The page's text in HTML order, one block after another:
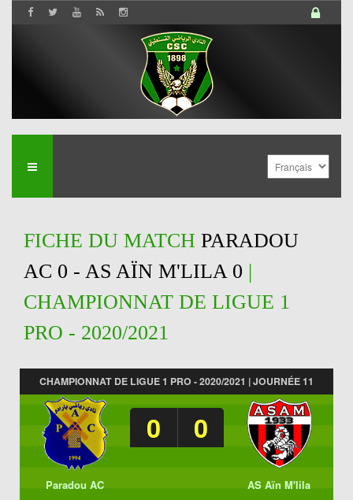
FICHE DU MATCH PARADOU
AC 0 - AS AÏN M'LILA 0 |
CHAMPIONNAT DE LIGUE 1
PRO - 2020/2021
CHAMPIONNAT DE LIGUE 1 PRO - 2020/2021 | JOURNÉE 11
0 0
Paradou AC
AS Aïn M'lila